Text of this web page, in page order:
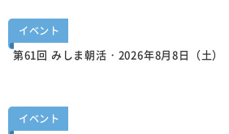
イベント
第61回 みしま朝活・2026年8月8日（土）
イベント